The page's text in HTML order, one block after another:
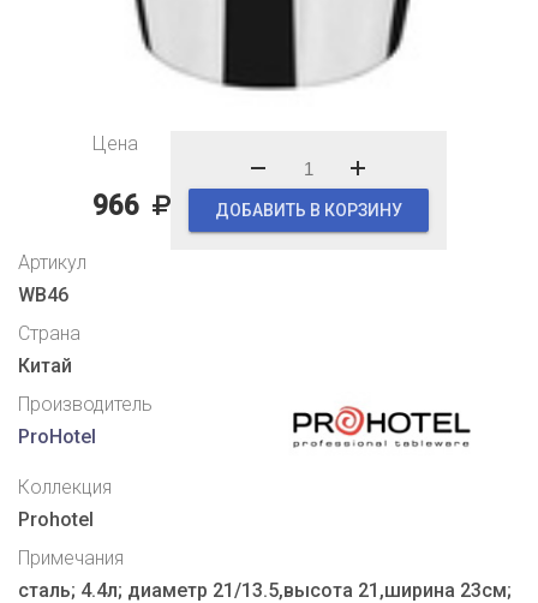
Цена
966 ДОБАВИТЬ В КОРЗИНУ
Артикул
WB46
Страна
Китай
Производитель
ProHotel
Коллекция
Prohotel
Примечания
сталь; 4.4л; диаметр 21/13.5,высота 21,ширина 23см;